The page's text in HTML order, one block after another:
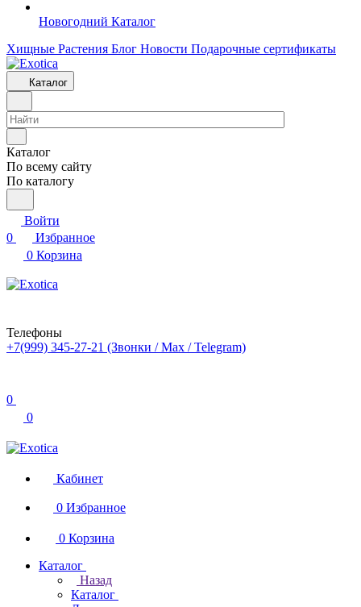
Новогодний Каталог
Хищные Растения Блог Новости Подарочные сертификаты
Каталог
Каталог
По всему сайту
По каталогу
Войти
0
Избранное
0 Корзина
Телефоны
+7(999) 345-27-21 (Звонки / Max / Telegram)
0
0
Кабинет
0 Избранное
0 Корзина
Каталог
Назад
Каталог